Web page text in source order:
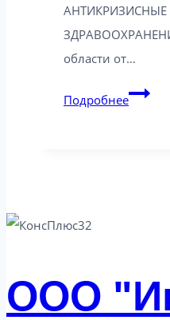
области от…
Подробнее
ООО